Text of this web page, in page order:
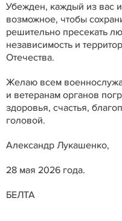
Убежден, каждый из вас
возможное, чтобы
решительно пресекать
независимость и
Отечества.
Желаю всем
и ветеранам органов
здоровья, счастья,
головой.
Александр Лукашенко,
28 мая 2026 года.
БЕЛТА